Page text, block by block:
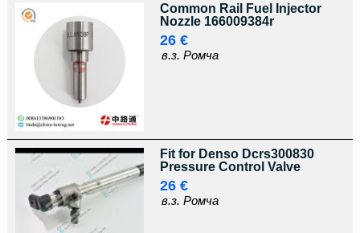
Common Rail Fuel Injector
Nozzle 166009384r
26 €
в.з. Ромча
Fit for Denso Dcrs300830
Pressure Control Valve
26 €
в.з. Ромча